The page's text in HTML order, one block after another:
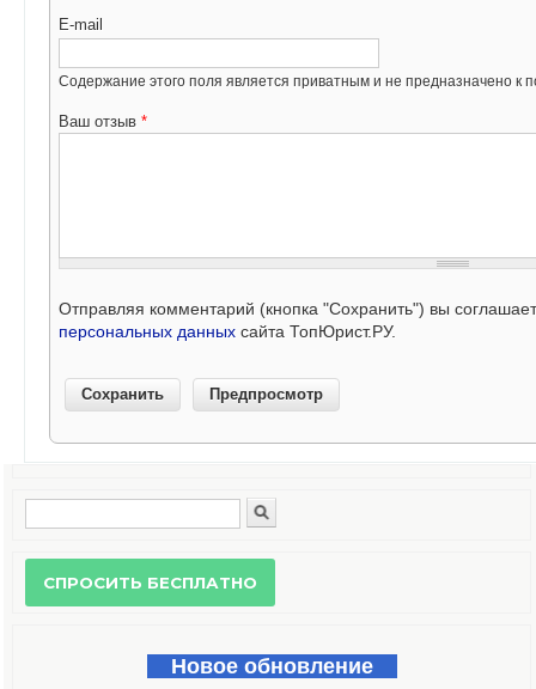
E-mail
Содержание этого поля является приватным и не предназначено к
Ваш отзыв *
Отправляя комментарий (кнопка "Сохранить") вы
персональных данных сайта ТопЮрист.РУ.
Форма поиска
Новое обновление